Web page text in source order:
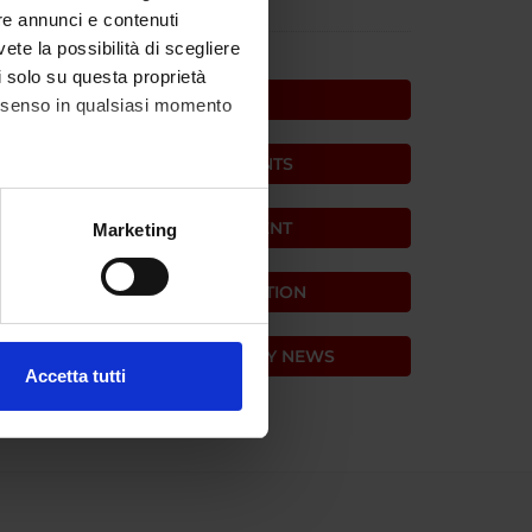
annunci e contenuti
la possibilità di scegliere
su questa proprietà
in qualsiasi momento
metro,Marketing
Accetta tutti
NEWS
NEWS FOR STUDENTS
PUBLIC ENGAGEMENT
CONTINUING EDUCATION
MEDICINE AND SURGERY NEWS